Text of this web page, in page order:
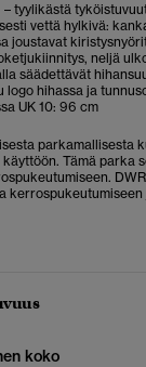
– tyylikästä
vettä hylkivä:
joustavat
neljä
säädettävät
logo hihassa ja
UK 10: 96 cm
parkamallisesta
Tämä parka
koko